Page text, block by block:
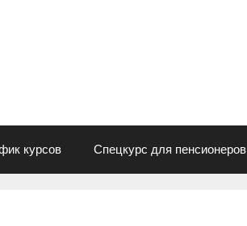
курсов Спецкурс для пенсионеров